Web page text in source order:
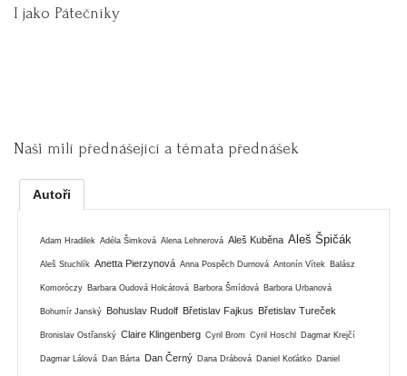
I jako Pátečníky
Naši milí přednášející a témata přednášek
Autoři
Adam Hradilek Adéla Šimková Alena Lehnerová Aleš Kuběna Aleš Špičák
Aleš Stuchlík Anetta Pierzynová Anna Pospěch Durnová Antonín Vítek Balász
Komoróczy Barbara Oudová Holcátová Barbora Šmídová Barbora Urbanová
Bohumír Janský Bohuslav Rudolf Břetislav Fajkus Břetislav Tureček
Bronislav Ostřanský Claire Klingenberg Cyril Brom Cyril Hoschl Dagmar Krejčí
Dagmar Lálová Dan Bárta Dan Černý Dana Drábová Daniel Koťátko Daniel